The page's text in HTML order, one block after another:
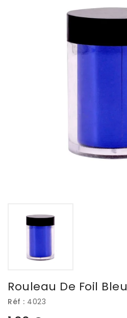
Rouleau De Foil Bleu
Réf : 4023